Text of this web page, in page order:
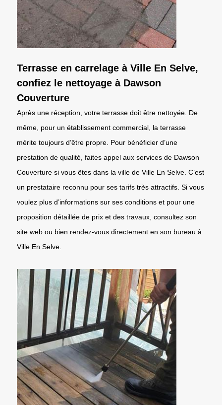
Terrasse en carrelage à Ville En Selve,
confiez le nettoyage à Dawson
Couverture
Après une réception, votre terrasse doit être nettoyée. De
même, pour un établissement commercial, la terrasse
mérite toujours d’être propre. Pour bénéficier d’une
prestation de qualité, faites appel aux services de Dawson
Couverture si vous êtes dans la ville de Ville En Selve. C’est
un prestataire reconnu pour ses tarifs très attractifs. Si vous
voulez plus d’informations sur ses conditions et pour une
proposition détaillée de prix et des travaux, consultez son
site web ou bien rendez-vous directement en son bureau à
Ville En Selve.